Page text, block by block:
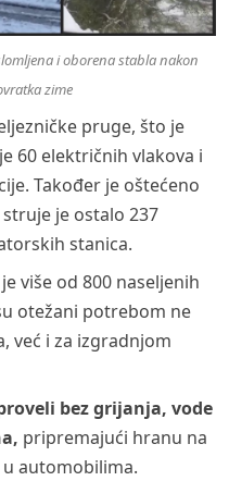
i oborena stabla nakon
zime
pruge, što je
60 električnih vlakova i
Također je oštećeno
je ostalo 237
stanica.
više od 800 naseljenih
otežani potrebom ne
već i za izgradnjom
bez grijanja, vode
pripremajući hranu na
automobilima.